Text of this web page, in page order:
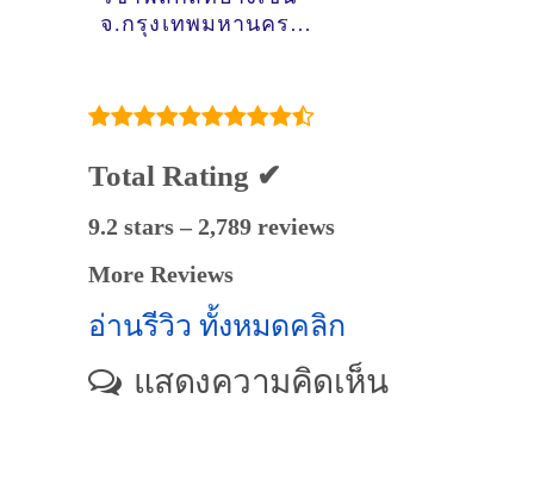
จ.กรุงเทพมหานคร
Total Rating ✔
9.2 stars – 2,789 reviews
More Reviews
อ่านรีวิว ทั้งหมดคลิก
แสดงความคิดเห็น